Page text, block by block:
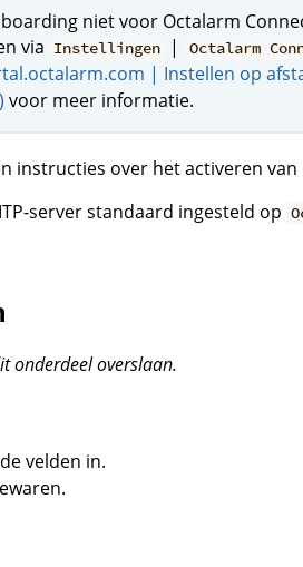
niet voor Octalarm
via Instellingen | Octalarm
| Instellen op
voor meer informatie.
instructies over het activeren van
server standaard ingesteld op
onderdeel overslaan.
velden in.